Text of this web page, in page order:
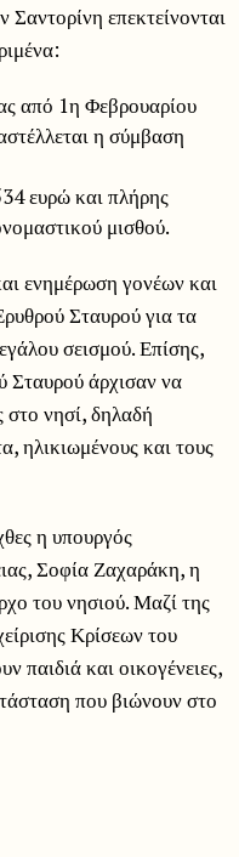
επεκτείνονται
από 1η Φεβρουαρίου
η σύμβαση
ευρώ και πλήρης
μισθού.
ενημέρωση γονέων και
Σταυρού για τα
σεισμού. Επίσης,
Σταυρού άρχισαν να
στο νησί, δηλαδή
ηλικιωμένους και τους
η υπουργός
Σοφία Ζαχαράκη, η
του νησιού. Μαζί της
Κρίσεων του
παιδιά και οικογένειες,
που βιώνουν στο